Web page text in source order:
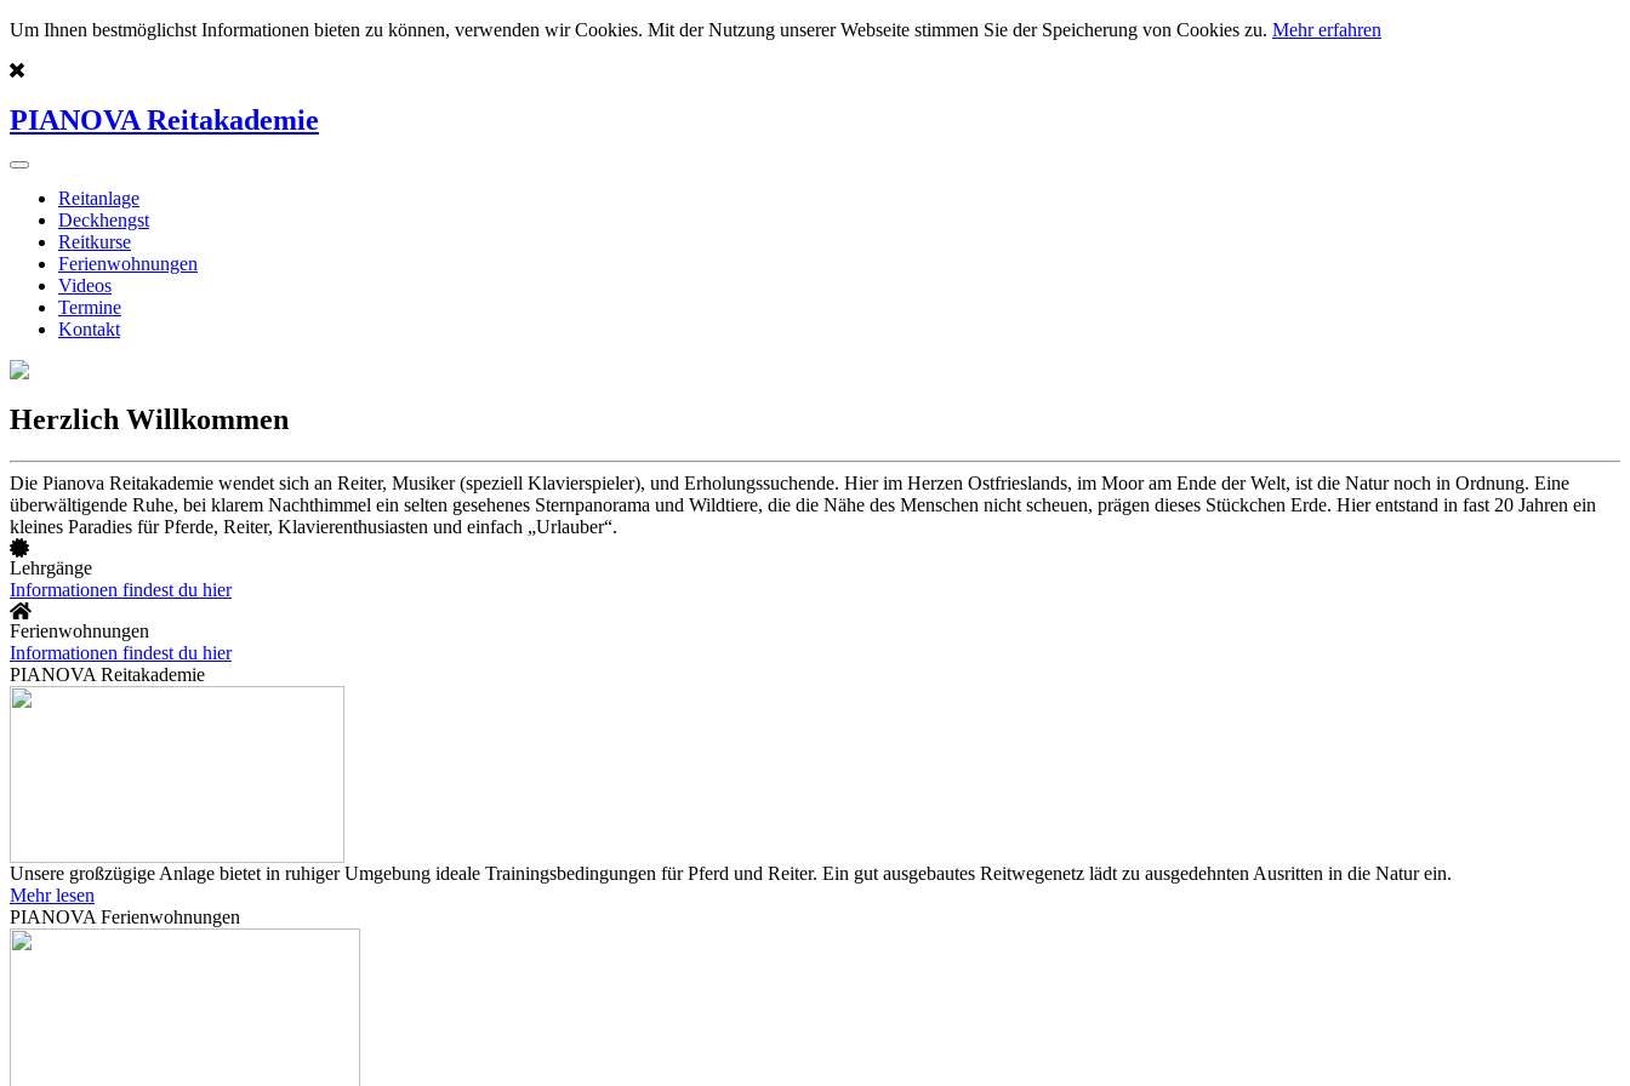
Um Ihnen bestmöglichst Informationen bieten zu können, verwenden wir Cookies. Mit der Nutzung unserer Webseite stimmen Sie der Speicherung von Cookies zu. Mehr erfahren
PIANOVA Reitakademie
Reitanlage
Deckhengst
Reitkurse
Ferienwohnungen
Videos
Termine
Kontakt
Herzlich Willkommen
Die Pianova Reitakademie wendet sich an Reiter, Musiker (speziell Klavierspieler), und Erholungssuchende. Hier im Herzen Ostfrieslands, im Moor am Ende der Welt, ist die Natur noch in Ordnung. Eine
überwältigende Ruhe, bei klarem Nachthimmel ein selten gesehenes Sternpanorama und Wildtiere, die die Nähe des Menschen nicht scheuen, prägen dieses Stückchen Erde. Hier entstand in fast 20 Jahren ein
kleines Paradies für Pferde, Reiter, Klavierenthusiasten und einfach „Urlauber“.
Lehrgänge
Informationen findest du hier
Ferienwohnungen
Informationen findest du hier
PIANOVA Reitakademie
Unsere großzügige Anlage bietet in ruhiger Umgebung ideale Trainingsbedingungen für Pferd und Reiter. Ein gut ausgebautes Reitwegenetz lädt zu ausgedehnten Ausritten in die Natur ein.
Mehr lesen
PIANOVA Ferienwohnungen